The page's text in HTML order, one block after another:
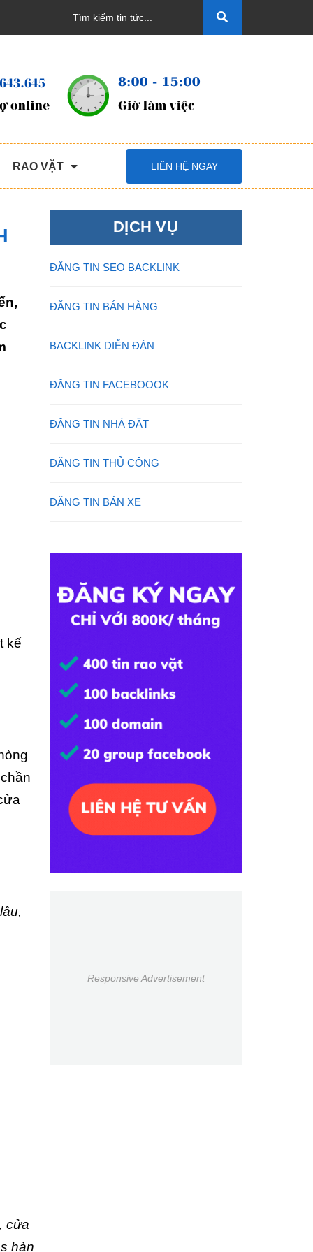
RAO VẶT LIÊN HỆ NGAY
kế
cửa
hàn
DỊCH VỤ
ĐĂNG TIN SEO BACKLINK
ĐĂNG TIN BÁN HÀNG
BACKLINK DIỄN ĐÀN
ĐĂNG TIN FACEBOOOK
ĐĂNG TIN NHÀ ĐẤT
ĐĂNG TIN THỦ CÔNG
ĐĂNG TIN BÁN XE
Responsive Advertisement